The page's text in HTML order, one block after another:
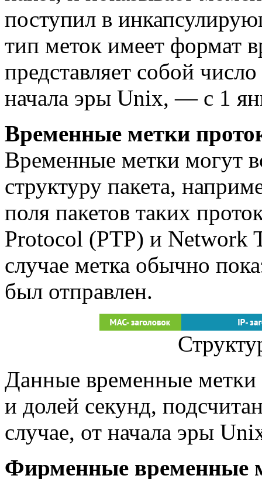
поступил в
тип меток имеет формат
представляет собой
начала эры Unix, — с 1
Временные метки
Временные метки могут
структуру пакета,
поля пакетов таких
Protocol (PTP) и Network
случае метка обычно
был отправлен.
Данные временные метки
и долей секунд,
случае, от начала эры
Фирменные временные